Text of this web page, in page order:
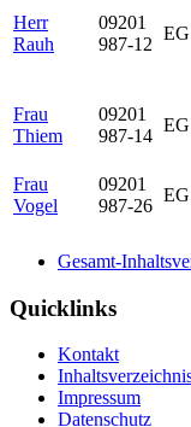
Herr
Rauh
09201
987-12
Frau
Thiem
09201
987-14
Frau
Vogel
09201
987-26
Gesamt-
Quicklinks
Kontakt
Impressum
Datenschutz